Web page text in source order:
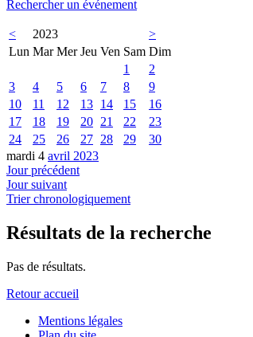
Rechercher un événement
< 2023
>
Lun Mar Mer Jeu Ven Sam Dim
1
2
3
4 5 6 7 8
9
10
11 12 13 14 15
16
17
18 19 20 21 22
23
24
25 26 27 28 29
30
mardi 4 avril 2023
Jour précédent
Jour suivant
Trier chronologiquement
Résultats de la recherche
Pas de résultats.
Retour accueil
Mentions légales